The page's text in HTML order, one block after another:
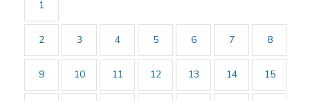
1
2 3 4 5 6 7 8
9 10 11 12 13 14 15